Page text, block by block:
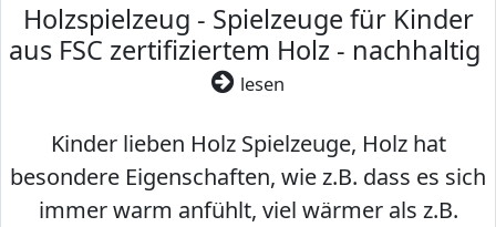
Holzspielzeug - Spielzeuge für Kinder
aus FSC zertifiziertem Holz - nachhaltig
lesen
Kinder lieben Holz Spielzeuge, Holz hat
besondere Eigenschaften, wie z.B. dass es sich
immer warm anfühlt, viel wärmer als z.B.